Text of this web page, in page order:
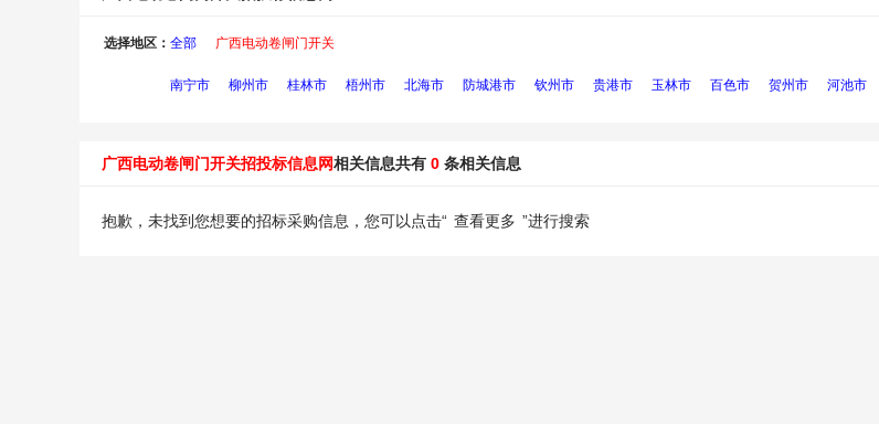
选择地区： 全部 广西电动卷闸门开关
南宁市 柳州市 桂林市 梧州市 北海市 防城港市 钦州市 贵港市 玉林市 百色市 贺州市 河池市
广西电动卷闸门开关招投标信息网相关信息共有 0 条相关信息
抱歉，未找到您想要的招标采购信息，您可以点击“ 查看更多 ”进行搜索